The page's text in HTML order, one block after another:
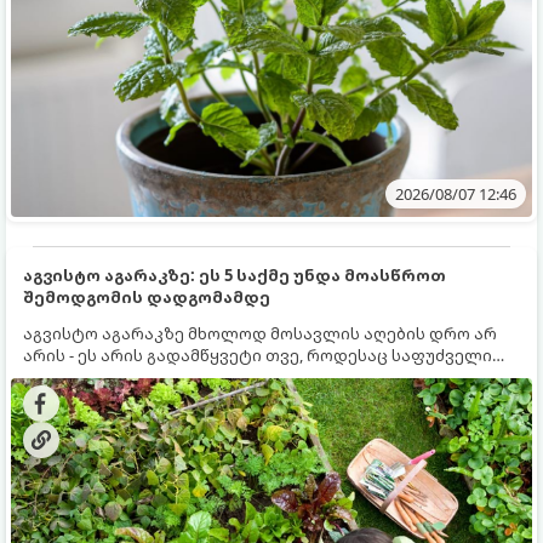
2026/08/07 12:46
აგვისტო აგარაკზე: ეს 5 საქმე უნდა მოასწროთ
შემოდგომის დადგომამდე
აგვისტო აგარაკზე მხოლოდ მოსავლის აღების დრო არ
არის - ეს არის გადამწყვეტი თვე, როდესაც საფუძველი
ეყრება მომავალი წლის მოსავალს და ბაღი მზადდება
შემოდგომა-ზამთრის სეზონისთვის. იმისათვის, რომ
ნიადაგმა ენერგია აღიდგინოს, ხოლო მცენარეებმა
ზამთარს გაუძლონ, აგვისტოს ბოლომდე 5
მნიშვნელოვანი საქმის გაკეთება უნდა მოასწროთ: